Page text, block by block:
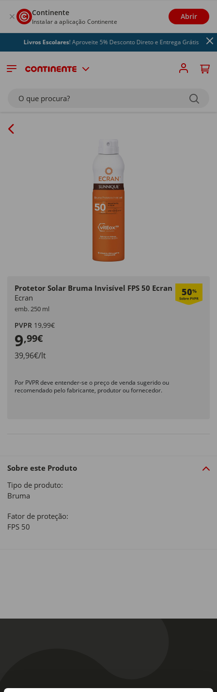
Continente
Instalar a aplicação Continente
Abrir
Livros Escolares! Aproveite 5% Desconto Direto e Entrega Grátis
O que procura?
Protetor Solar Bruma Invisível FPS 50 Ecran 50%
Ecran
emb. 250 ml
PVPR 19,99€
9,99€
39,96€/lt
Por PVPR deve entender-se o preço de venda sugerido ou
recomendado pelo fabricante, produtor ou fornecedor.
Sobre este Produto
Tipo de produto:
Bruma
Fator de proteção:
FPS 50